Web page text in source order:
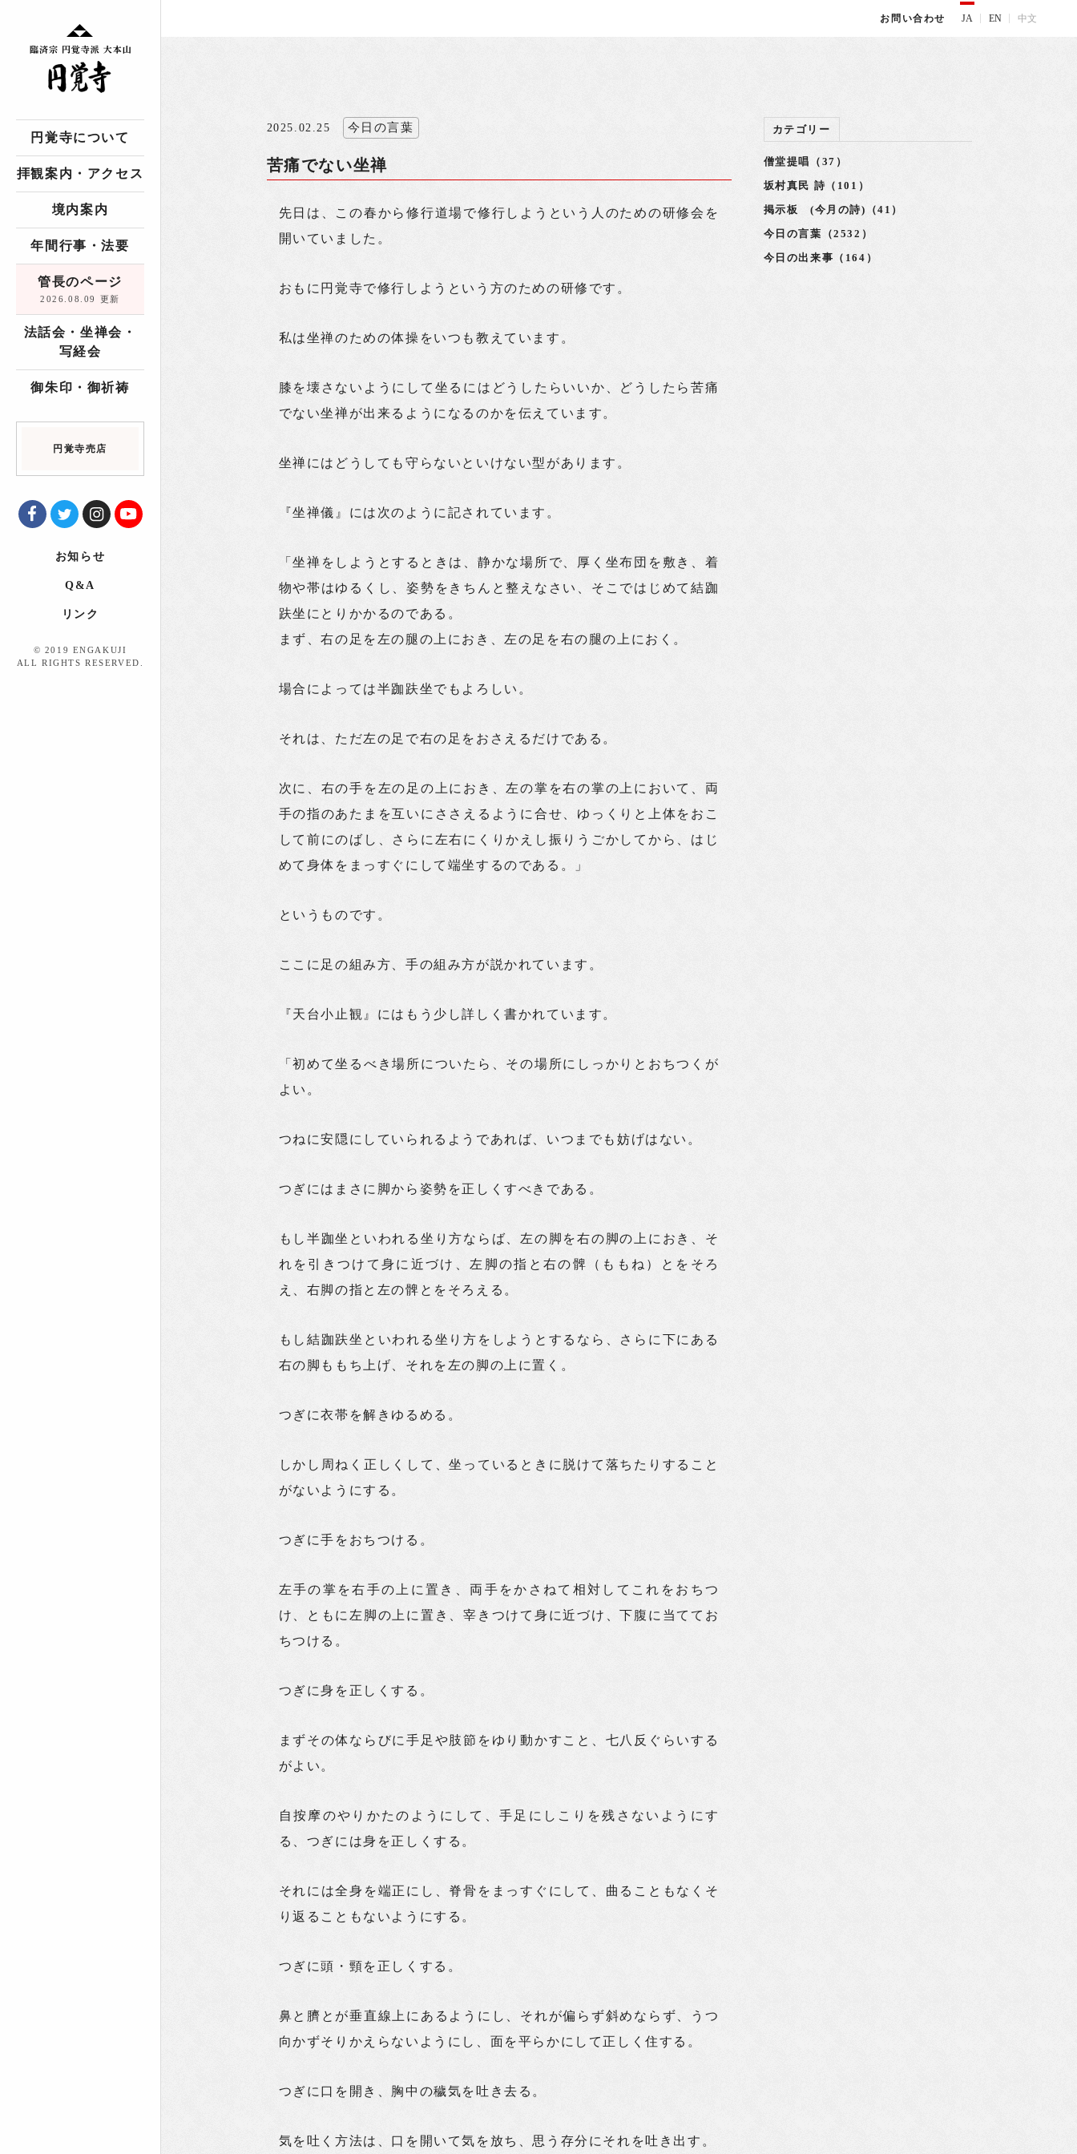
円覚寺について
拝観案内・アクセス
境内案内
年間行事・法要
管長のページ
2026.08.09 更新
法話会・坐禅会・
写経会
御朱印・御祈祷
円覚寺売店
お知らせ
Q&A
リンク
© 2019 ENGAKUJI
ALL RIGHTS RESERVED.
お問い合わせ JA EN 中文
2025.02.25 今日の言葉
苦痛でない坐禅
先日は、この春から修行道場で修行しようという人のための研修会を
開いていました。
おもに円覚寺で修行しようという方のための研修です。
私は坐禅のための体操をいつも教えています。
膝を壊さないようにして坐るにはどうしたらいいか、どうしたら苦痛
でない坐禅が出来るようになるのかを伝えています。
坐禅にはどうしても守らないといけない型があります。
『坐禅儀』には次のように記されています。
「坐禅をしようとするときは、静かな場所で、厚く坐布団を敷き、着
物や帯はゆるくし、姿勢をきちんと整えなさい、そこではじめて結跏
趺坐にとりかかるのである。
まず、右の足を左の腿の上におき、左の足を右の腿の上におく。
場合によっては半跏趺坐でもよろしい。
それは、ただ左の足で右の足をおさえるだけである。
次に、右の手を左の足の上におき、左の掌を右の掌の上において、両
手の指のあたまを互いにささえるように合せ、ゆっくりと上体をおこ
して前にのばし、さらに左右にくりかえし振りうごかしてから、はじ
めて身体をまっすぐにして端坐するのである。」
というものです。
ここに足の組み方、手の組み方が説かれています。
『天台小止観』にはもう少し詳しく書かれています。
「初めて坐るべき場所についたら、その場所にしっかりとおちつくが
よい。
つねに安隠にしていられるようであれば、いつまでも妨げはない。
つぎにはまさに脚から姿勢を正しくすべきである。
もし半跏坐といわれる坐り方ならば、左の脚を右の脚の上におき、そ
れを引きつけて身に近づけ、左脚の指と右の髀（ももね）とをそろ
え、右脚の指と左の髀とをそろえる。
もし結跏趺坐といわれる坐り方をしようとするなら、さらに下にある
右の脚ももち上げ、それを左の脚の上に置く。
つぎに衣帯を解きゆるめる。
しかし周ねく正しくして、坐っているときに脱けて落ちたりすること
がないようにする。
つぎに手をおちつける。
左手の掌を右手の上に置き、両手をかさねて相対してこれをおちつ
け、ともに左脚の上に置き、宰きつけて身に近づけ、下腹に当ててお
ちつける。
つぎに身を正しくする。
まずその体ならびに手足や肢節をゆり動かすこと、七八反ぐらいする
がよい。
自按摩のやりかたのようにして、手足にしこりを残さないようにす
る、つぎには身を正しくする。
それには全身を端正にし、脊骨をまっすぐにして、曲ることもなくそ
り返ることもないようにする。
つぎに頭・頸を正しくする。
鼻と臍とが垂直線上にあるようにし、それが偏らず斜めならず、うつ
向かずそりかえらないようにし、面を平らかにして正しく住する。
つぎに口を開き、胸中の穢気を吐き去る。
気を吐く方法は、口を開いて気を放ち、思う存分にそれを吐き出す。
カテゴリー
僧堂提唱（37）
坂村真民 詩（101）
掲示板 (今月の詩)（41）
今日の言葉（2532）
今日の出来事（164）